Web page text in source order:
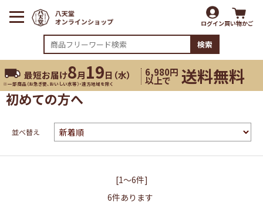
ログイン買い物かご
検索
最短お届け8月19日（水）
※一部商品（お急ぎ便、おいしい水等）・遠方地域を除く
6,980円
以上で 送料無料
初めての方へ
並べ替え
[1～6件]
6件あります